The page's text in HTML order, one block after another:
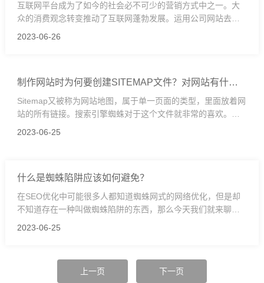
互联网平台成为了如今的社会必不可少的营销方式中之一。大
众的消费观念转变推动了互联网蓬勃发展。运用公司网站去营
销推广能够有效的实现流量转化，对公司的产品的销售起着很
2023-06-26
制作网站时为何要创建SITEMAP文件？对网站有什么
Sitemap又被称为网站地图，属于单一页面的类型，里面放着网
站的所有链接。搜索引擎蜘蛛对于这个文件就非常的喜欢。现
在的搜索引擎都有专门的栏目让使用者提交Sitemap文件，这就
2023-06-25
什么是蜘蛛陷阱应该如何避免？
在SEO优化中可能很多人都知道蜘蛛网式的网络优化，但是却
不知道存在一种叫做蜘蛛陷阱的东西，那么今天我们就来聊聊
蜘蛛陷阱，以及避免方法，一起来了解一下吧。
2023-06-25
上一页 下一页